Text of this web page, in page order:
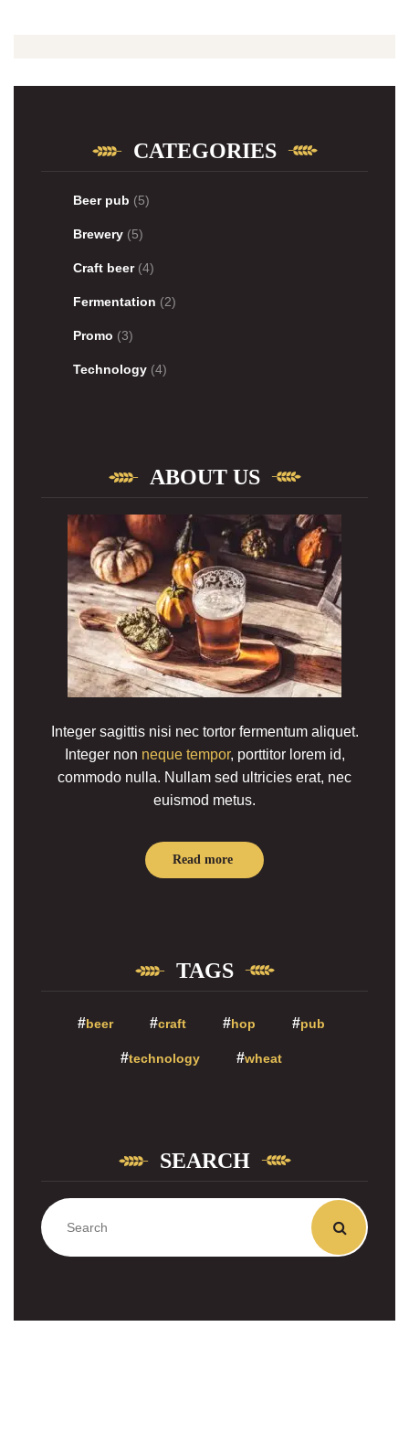
CATEGORIES
Beer pub (5)
Brewery (5)
Craft beer(4)
Fermentation (2)
Promo (3)
Technology (4)
ABOUT US
Integer sagittis nisi nec tortor fermentum aliquet.
Integer non neque tempor, porttitor lorem id,
commodo nulla. Nullam sed ultricies erat, nec
euismod metus.
Read more
TAGS
beer craft hop pub
technology wheat
SEARCH